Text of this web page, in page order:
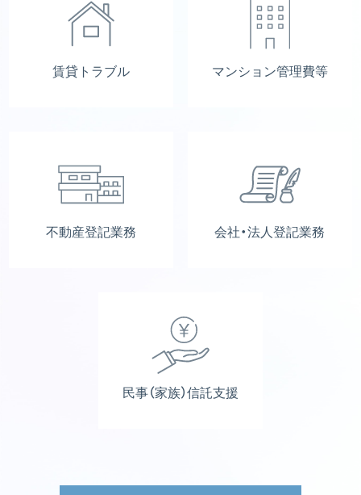
賃貸トラブル マンション管理費等
不動産登記業務 会社・法人登記業務
民事（家族）信託支援